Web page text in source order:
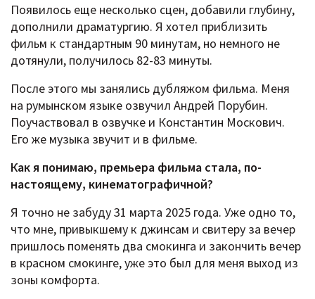
Появилось еще несколько сцен, добавили глубину,
дополнили драматургию. Я хотел приблизить
фильм к стандартным 90 минутам, но немного не
дотянули, получилось 82-83 минуты.
После этого мы занялись дубляжом фильма. Меня
на румынском языке озвучил Андрей Порубин.
Поучаствовал в озвучке и Константин Москович.
Его же музыка звучит и в фильме.
Как я понимаю, премьера фильма стала, по-
настоящему, кинематографичной?
Я точно не забуду 31 марта 2025 года. Уже одно то,
что мне, привыкшему к джинсам и свитеру за вечер
пришлось поменять два смокинга и закончить вечер
в красном смокинге, уже это был для меня выход из
зоны комфорта.